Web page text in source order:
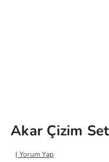
Akar Çizim
Yorum Yap